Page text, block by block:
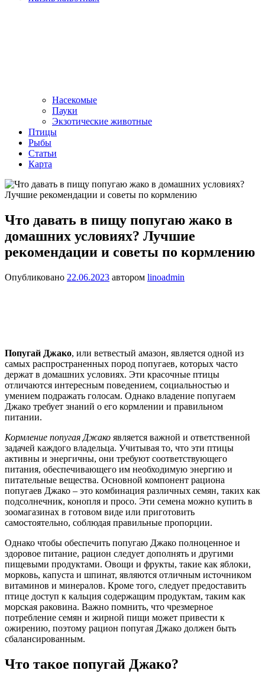
Насекомые
Пауки
Экзотические животные
Птицы
Рыбы
Статьи
Карта
Что давать в пищу попугаю жако в
домашних условиях? Лучшие
рекомендации и советы по кормлению
Опубликовано 22.06.2023 автором linoadmin
Попугай Джако, или ветвестый амазон, является одной из
самых распространенных пород попугаев, которых часто
держат в домашних условиях. Эти красочные птицы
отличаются интересным поведением, социальностью и
умением подражать голосам. Однако владение попугаем
Джако требует знаний о его кормлении и правильном
питании.
Кормление попугая Джако является важной и ответственной
задачей каждого владельца. Учитывая то, что эти птицы
активны и энергичны, они требуют соответствующего
питания, обеспечивающего им необходимую энергию и
питательные вещества. Основной компонент рациона
попугаев Джако – это комбинация различных семян, таких как
подсолнечник, конопля и просо. Эти семена можно купить в
зоомагазинах в готовом виде или приготовить
самостоятельно, соблюдая правильные пропорции.
Однако чтобы обеспечить попугаю Джако полноценное и
здоровое питание, рацион следует дополнять и другими
пищевыми продуктами. Овощи и фрукты, такие как яблоки,
морковь, капуста и шпинат, являются отличным источником
витаминов и минералов. Кроме того, следует предоставить
птице доступ к кальция содержащим продуктам, таким как
морская раковина. Важно помнить, что чрезмерное
потребление семян и жирной пищи может привести к
ожирению, поэтому рацион попугая Джако должен быть
сбалансированным.
Что такое попугай Джако?